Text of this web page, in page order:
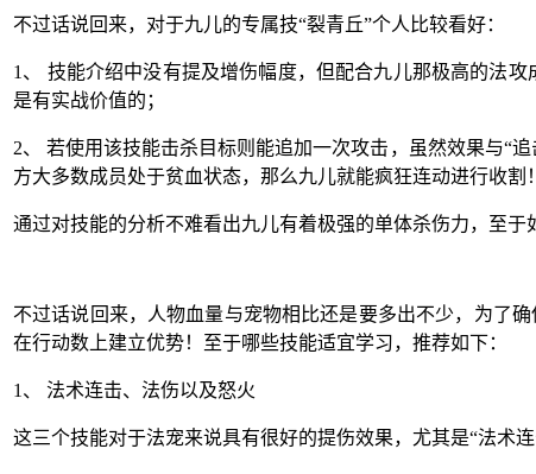
不过话说回来，对于九儿的专属技“裂青丘”个人比较看好：
1、 技能介绍中没有提及增伤幅度，但配合九儿那极高的法
是有实战价值的；
2、若使用该技能击杀目标则能追加一次攻击，虽然效果与“
方大多数成员处于贫血状态，那么九儿就能疯狂连动进行收割！
通过对技能的分析不难看出九儿有着极强的单体杀伤力，至
不过话说回来，人物血量与宠物相比还是要多出不少，为了
在行动数上建立优势！至于哪些技能适宜学习，推荐如下：
1、 法术连击、法伤以及怒火
这三个技能对于法宠来说具有很好的提伤效果，尤其是“法术